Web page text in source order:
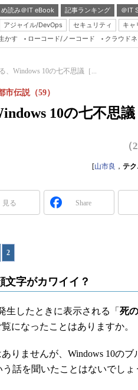
読み＠IT eBook 記事ランキング ＠IT
アジャイル/DevOps セキュリティ キャ
かす ローコード/ノーコード クラウド
、Windows 10の七不思議［...
10の七不思議
伝説（59）
[山市良 ， テ
見る Share
2
文字がカワイイ？
したときに表示される「 死
になったことはありますか。
ませんが、Windows 10のブ
う話を聞いたことはないでし